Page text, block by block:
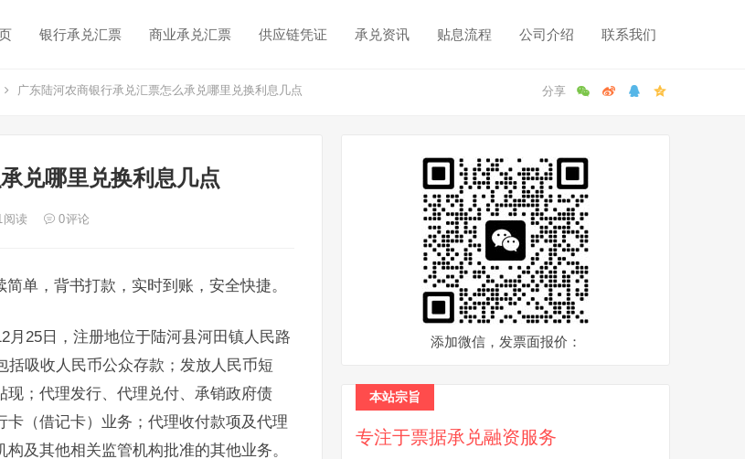
银行承兑汇票 商业承兑汇票 供应链凭证 承兑资讯 贴息流程 公司介绍 联系我们
广东陆河农商银行承兑汇票怎么承兑哪里兑换利息几点
兑哪里兑换利息几点
阅读 0评论
单，背书打款，实时到账，安全快捷。
月25日，注册地位于陆河县河田镇人民路
吸收人民币公众存款；发放人民币短
；代理发行、代理兑付、承销政府债
（借记卡）业务；代理收付款项及代理
及其他相关监管机构批准的其他业务。
添加微信，发票面报价：
本站宗旨
专注于票据承兑融资服务